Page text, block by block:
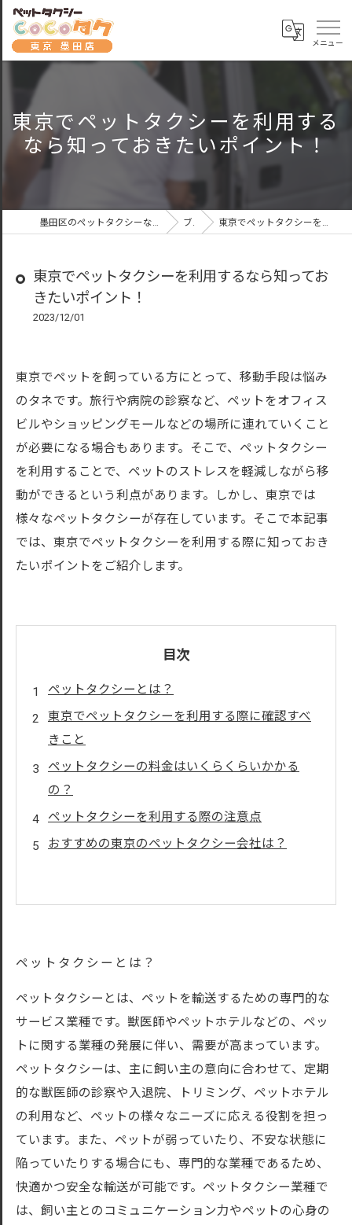
東京でペットタクシーを利用する
なら知っておきたいポイント！
墨田区のペットタクシーならペットタクシーCoCoタク東京墨田店 ブログ 東京でペットタクシーを利用するなら知っておきたいポイント！
東京でペットタクシーを利用するなら知ってお
きたいポイント！
2023/12/01
東京でペットを飼っている方にとって、移動手段は悩み
のタネです。旅行や病院の診察など、ペットをオフィス
ビルやショッピングモールなどの場所に連れていくこと
が必要になる場合もあります。そこで、ペットタクシー
を利用することで、ペットのストレスを軽減しながら移
動ができるという利点があります。しかし、東京では
様々なペットタクシーが存在しています。そこで本記事
では、東京でペットタクシーを利用する際に知っておき
たいポイントをご紹介します。
目次
ペットタクシーとは？
東京でペットタクシーを利用する際に確認すべ
きこと
ペットタクシーの料金はいくらくらいかかる
の？
ペットタクシーを利用する際の注意点
おすすめの東京のペットタクシー会社は？
ペットタクシーとは？
ペットタクシーとは、ペットを輸送するための専門的な
サービス業種です。獣医師やペットホテルなどの、ペッ
トに関する業種の発展に伴い、需要が高まっています。
ペットタクシーは、主に飼い主の意向に合わせて、定期
的な獣医師の診察や入退院、トリミング、ペットホテル
の利用など、ペットの様々なニーズに応える役割を担っ
ています。また、ペットが弱っていたり、不安な状態に
陥っていたりする場合にも、専門的な業種であるため、
快適かつ安全な輸送が可能です。ペットタクシー業種で
は、飼い主とのコミュニケーション力やペットの心身の